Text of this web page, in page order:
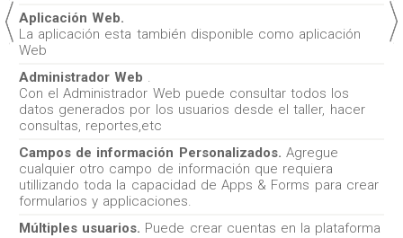
Aplicación Web.
La aplicación esta también disponible como aplicación
Web
Administrador Web .
Con el Administrador Web puede consultar todos los
datos generados por los usuarios desde el taller, hacer
consultas, reportes,etc
Campos de información Personalizados. Agregue
cualquier otro campo de información que requiera
utillizando toda la capacidad de Apps & Forms para crear
formularios y applicaciones.
Múltiples usuarios. Puede crear cuentas en la plataforma